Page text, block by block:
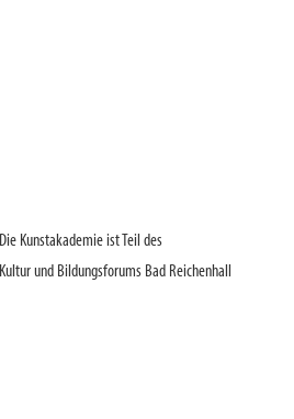
Die Kunstakademie ist Teil des
Kultur und Bildungsforums Bad Reichenhall